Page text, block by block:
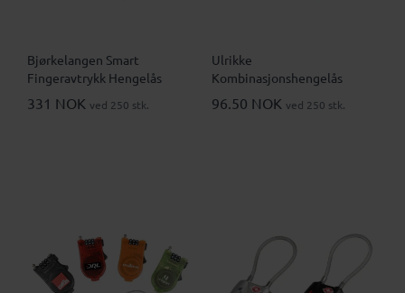
Bjørkelangen Smart
Fingeravtrykk Hengelås
331 NOK ved 250 stk.
Ulrikke
Kombinasjonshengelås
96.50 NOK ved 250 stk.